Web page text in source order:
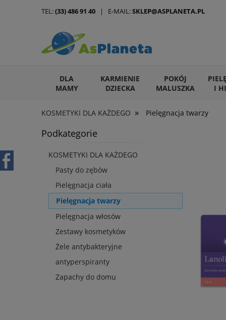
DLA
MAMY
KARMIENIE
DZIECKA
POKÓJ
MALUSZKA
I
ARTYKUŁY DLA ZWIERZĄT
KOSMETYKI DLA KAŻDEGO » Pielęgnacja twarzy
TEL:(33) 486 91 40 | E-MAIL:SKLEP@ASPLANETA.PL
Podkategorie
KOSMETYKI DLA KAŻDEGO
Pasty do zębów
Pielęgnacja ciała
Pielęgnacja twarzy
Pielęgnacja włosów
Zestawy kosmetyków
Żele antybakteryjne
antyperspiranty
Zapachy do domu